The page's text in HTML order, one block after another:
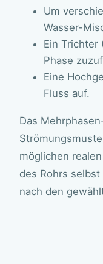
Um
Wasser-
Ein Trichter
Phase
Eine
Fluss auf.
Das
möglichen
des Rohrs
nach den